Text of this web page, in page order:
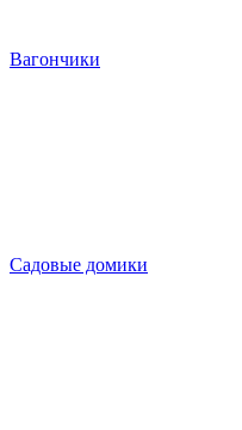
Вагончики
Садовые домики